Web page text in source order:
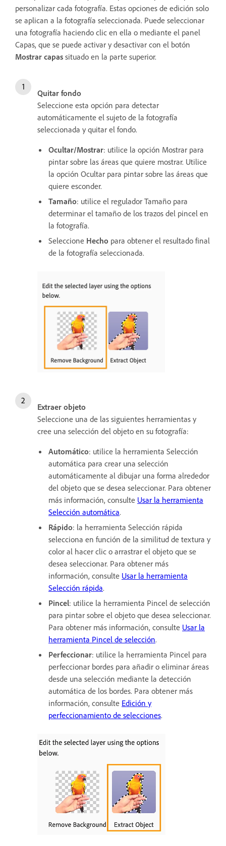
personalizar cada fotografía. Estas opciones de edición solo
se aplican a la fotografía seleccionada. Puede seleccionar
una fotografía haciendo clic en ella o mediante el panel
Capas, que se puede activar y desactivar con el botón
Mostrar capas situado en la parte superior.
Quitar fondo
Seleccione esta opción para detectar
automáticamente el sujeto de la fotografía
seleccionada y quitar el fondo.
Ocultar/Mostrar: utilice la opción Mostrar para
pintar sobre las áreas que quiere mostrar. Utilice
la opción Ocultar para pintar sobre las áreas que
quiere esconder.
Tamaño: utilice el regulador Tamaño para
determinar el tamaño de los trazos del pincel en
la fotografía.
Seleccione Hecho para obtener el resultado final
de la fotografía seleccionada.
Extraer objeto
Seleccione una de las siguientes herramientas y
cree una selección del objeto en su fotografía:
Automático: utilice la herramienta Selección
automática para crear una selección
automáticamente al dibujar una forma alrededor
del objeto que se desea seleccionar. Para obtener
más información, consulte Usar la herramienta
Selección automática.
Rápido: la herramienta Selección rápida
selecciona en función de la similitud de textura y
color al hacer clic o arrastrar el objeto que se
desea seleccionar. Para obtener más
información, consulte Usar la herramienta
Selección rápida.
Pincel: utilice la herramienta Pincel de selección
para pintar sobre el objeto que desea seleccionar.
Para obtener más información, consulte Usar la
herramienta Pincel de selección.
Perfeccionar: utilice la herramienta Pincel para
perfeccionar bordes para añadir o eliminar áreas
desde una selección mediante la detección
automática de los bordes. Para obtener más
información, consulte Edición y
perfeccionamiento de selecciones.